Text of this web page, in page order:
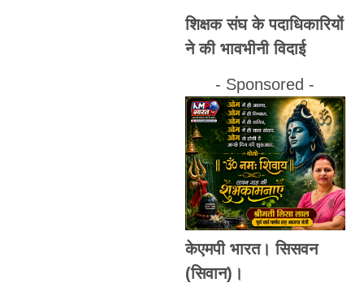
शिक्षक संघ के पदाधिकारियों
ने की भावभीनी विदाई
- Sponsored -
केएमपी भारत। सिसवन
(सिवान)।